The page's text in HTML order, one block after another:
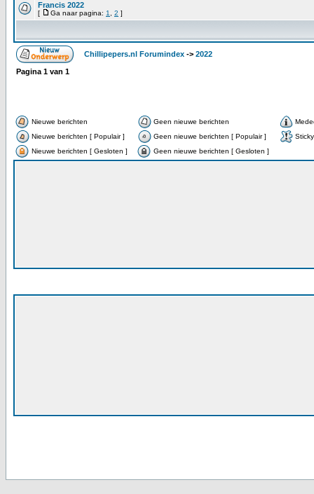
Francis 2022
[ Ga naar pagina: 1 2 ]
Chillipepers.nl Forumindex -> 2022
Pagina 1 van 1
Nieuwe berichten Geen nieuwe berichten
Nieuwe berichten [ Populair ]
Geen nieuwe berichten [ Populair ]
Sticky
Nieuwe berichten [ Gesloten ]
Geen nieuwe berichten [ Gesloten ]